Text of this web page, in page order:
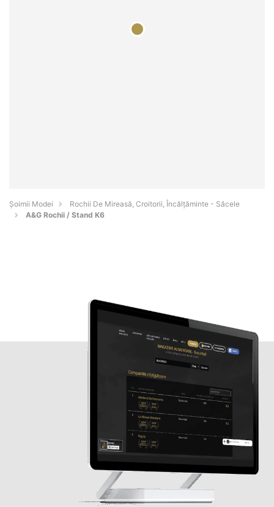
Șoimii Modei
Rochii De Mireasă, Croitorii, Încălțăminte - Săcele
A&G Rochii / Stand K6